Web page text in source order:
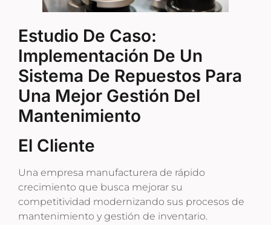
Estudio De Caso:
Implementación De Un
Sistema De Repuestos Para
Una Mejor Gestión Del
Mantenimiento
El Cliente
Una empresa manufacturera de rápido
crecimiento que busca mejorar su
competitividad modernizando sus procesos de
mantenimiento y gestión de inventario.